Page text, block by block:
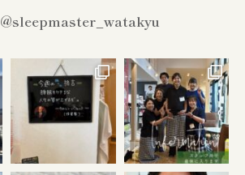
@sleepmaster_watakyu